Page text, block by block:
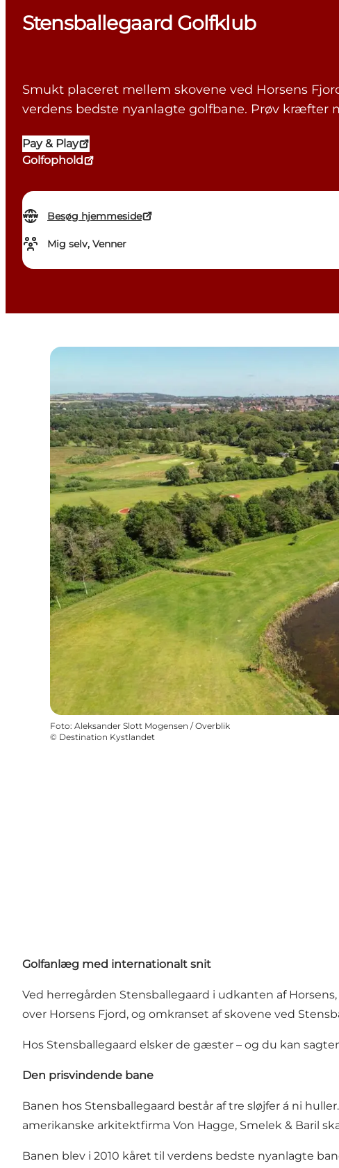
Stensballegaard Golfklub
Smukt placeret mellem skovene ved Horsens
verdens bedste nyanlagte golfbane. Prøv kræfter
Pay & Play
Golfophold
Besøg hjemmeside
Mig selv, Venner
Foto: Aleksander Slott Mogensen / Overblik
© Destination Kystlandet
Golfanlæg med internationalt snit
Ved herregården Stensballegaard i udkanten af
over Horsens Fjord, og omkranset af skovene ved
Hos Stensballegaard elsker de gæster – og du kan
Den prisvindende bane
Banen hos Stensballegaard består af tre sløjfer á ni
amerikanske arkitektfirma Von Hagge, Smelek & Baril
Banen blev i 2010 kåret til verdens bedste nyanlagte